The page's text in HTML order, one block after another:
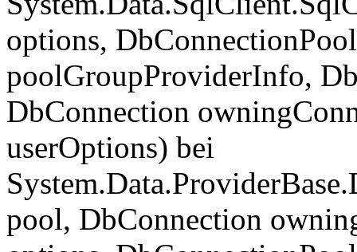
options,
poolGroupProviderInfo,
DbConnection
userOptions) bei
pool, DbConnection